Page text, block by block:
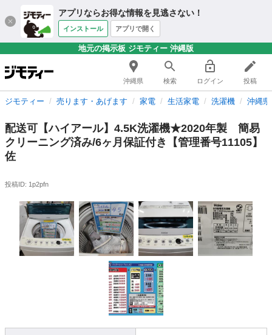
アプリならお得な情報を見逃さない！
インストール アプリで開く
地元の掲示板 ジモティー 沖縄版
沖縄県 検索 ログイン 投稿
ジモティー 売ります・あげます 家電 生活家電 洗濯機 沖縄
配送可【ハイアール】4.5K洗濯機★2020年製 簡易
クリーニング済み/6ヶ月保証付き【管理番号11105】
佐
投稿ID: 1p2pfn